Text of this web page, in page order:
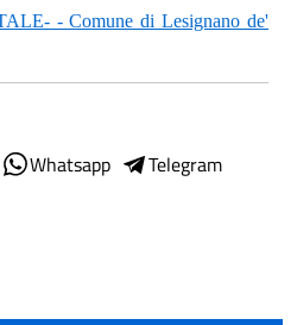
- Comune di Lesignano de'
Whatsapp
Telegram